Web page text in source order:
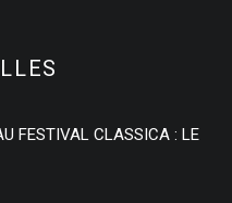
FESTIVAL CLASSICA : LE